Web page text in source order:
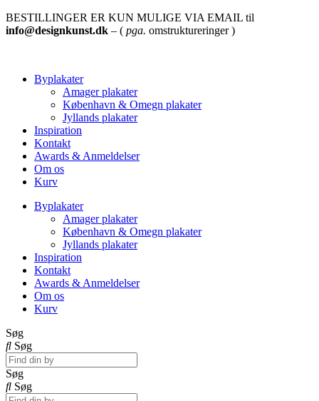
BESTILLINGER ER KUN MULIGE VIA EMAIL til
info@designkunst.dk – ( pga. omstruktureringer )
Byplakater
Amager plakater
København & Omegn plakater
Jyllands plakater
Inspiration
Kontakt
Awards & Anmeldelser
Om os
Kurv
Byplakater
Amager plakater
København & Omegn plakater
Jyllands plakater
Inspiration
Kontakt
Awards & Anmeldelser
Om os
Kurv
Søg
Søg
Søg
Søg